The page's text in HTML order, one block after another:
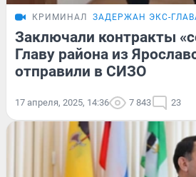
КРИМИНАЛ ЗАДЕРЖАН ЭКС-
Заключали контракты
Главу района из
отправили в СИЗО
17 апреля, 2025, 14:36 7 843 23